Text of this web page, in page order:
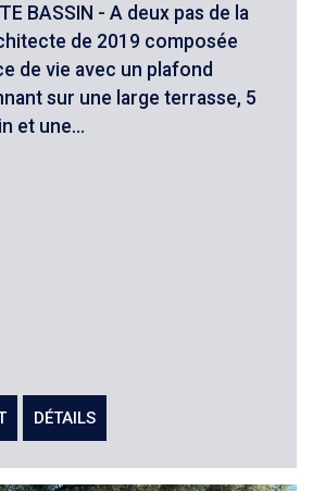
BASSIN - A deux pas de la
de 2019 composée
de vie avec un plafond
sur une large terrasse, 5
et une...
DÉTAILS